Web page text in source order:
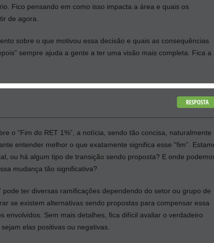
Fico pensando em como isso impacta a área e quais os
de agora.
sobre o que motivou essa decisão e quais as consequências
sempre ajuda a gente a ter uma visão mais completa. Fica a
RESPOSTA
o “Fim do RET 1%”, a notícia, sendo tão concisa, naturalmente
entender melhor o que exatamente significa esse “fim”.
ou há algum tipo de transição sendo proposta? E onde
mudança tão significativa?
ter diversas ramificações dependendo do setor ou grupo de
se existem alternativas sendo propostas para compensar essa
envolvidos. Sem mais detalhes, fica difícil avaliar o verdadeiro
elas positivas ou negativas.